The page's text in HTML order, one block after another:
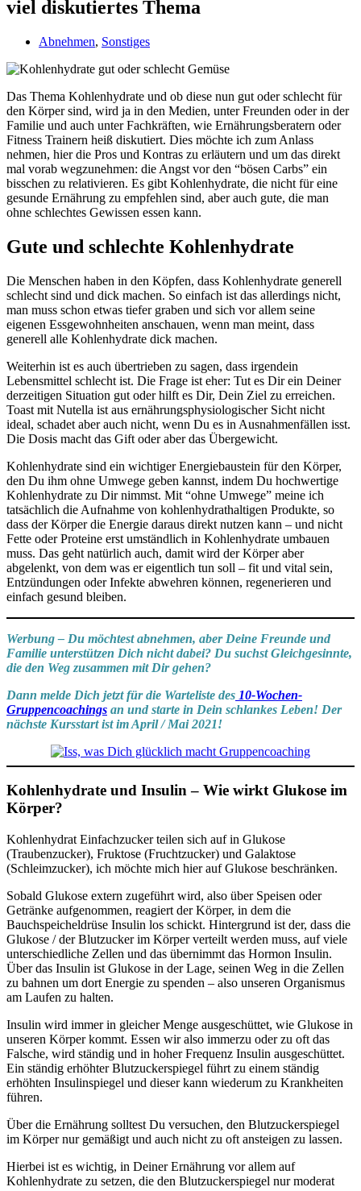
viel diskutiertes Thema
Abnehmen, Sonstiges
Das Thema Kohlenhydrate und ob diese nun gut oder schlecht für
den Körper sind, wird ja in den Medien, unter Freunden oder in der
Familie und auch unter Fachkräften, wie Ernährungsberatern oder
Fitness Trainern heiß diskutiert. Dies möchte ich zum Anlass
nehmen, hier die Pros und Kontras zu erläutern und um das direkt
mal vorab wegzunehmen: die Angst vor den “bösen Carbs” ein
bisschen zu relativieren. Es gibt Kohlenhydrate, die nicht für eine
gesunde Ernährung zu empfehlen sind, aber auch gute, die man
ohne schlechtes Gewissen essen kann.
Gute und schlechte Kohlenhydrate
Die Menschen haben in den Köpfen, dass Kohlenhydrate generell
schlecht sind und dick machen. So einfach ist das allerdings nicht,
man muss schon etwas tiefer graben und sich vor allem seine
eigenen Essgewohnheiten anschauen, wenn man meint, dass
generell alle Kohlenhydrate dick machen.
Weiterhin ist es auch übertrieben zu sagen, dass irgendein
Lebensmittel schlecht ist. Die Frage ist eher: Tut es Dir ein Deiner
derzeitigen Situation gut oder hilft es Dir, Dein Ziel zu erreichen.
Toast mit Nutella ist aus ernährungsphysiologischer Sicht nicht
ideal, schadet aber auch nicht, wenn Du es in Ausnahmenfällen isst.
Die Dosis macht das Gift oder aber das Übergewicht.
Kohlenhydrate sind ein wichtiger Energiebaustein für den Körper,
den Du ihm ohne Umwege geben kannst, indem Du hochwertige
Kohlenhydrate zu Dir nimmst. Mit “ohne Umwege” meine ich
tatsächlich die Aufnahme von kohlenhydrathaltigen Produkte, so
dass der Körper die Energie daraus direkt nutzen kann – und nicht
Fette oder Proteine erst umständlich in Kohlenhydrate umbauen
muss. Das geht natürlich auch, damit wird der Körper aber
abgelenkt, von dem was er eigentlich tun soll – fit und vital sein,
Entzündungen oder Infekte abwehren können, regenerieren und
einfach gesund bleiben.
Werbung – Du möchtest abnehmen, aber Deine Freunde und
Familie unterstützen Dich nicht dabei? Du suchst Gleichgesinnte,
die den Weg zusammen mit Dir gehen?
Dann melde Dich jetzt für die Warteliste des 10-Wochen-
Gruppencoachings an und starte in Dein schlankes Leben! Der
nächste Kursstart ist im April / Mai 2021!
Kohlenhydrate und Insulin – Wie wirkt Glukose im
Körper?
Kohlenhydrat Einfachzucker teilen sich auf in Glukose
(Traubenzucker), Fruktose (Fruchtzucker) und Galaktose
(Schleimzucker), ich möchte mich hier auf Glukose beschränken.
Sobald Glukose extern zugeführt wird, also über Speisen oder
Getränke aufgenommen, reagiert der Körper, in dem die
Bauchspeicheldrüse Insulin los schickt. Hintergrund ist der, dass die
Glukose / der Blutzucker im Körper verteilt werden muss, auf viele
unterschiedliche Zellen und das übernimmt das Hormon Insulin.
Über das Insulin ist Glukose in der Lage, seinen Weg in die Zellen
zu bahnen um dort Energie zu spenden – also unseren Organismus
am Laufen zu halten.
Insulin wird immer in gleicher Menge ausgeschüttet, wie Glukose in
unseren Körper kommt. Essen wir also immerzu oder zu oft das
Falsche, wird ständig und in hoher Frequenz Insulin ausgeschüttet.
Ein ständig erhöhter Blutzuckerspiegel führt zu einem ständig
erhöhten Insulinspiegel und dieser kann wiederum zu Krankheiten
führen.
Über die Ernährung solltest Du versuchen, den Blutzuckerspiegel
im Körper nur gemäßigt und auch nicht zu oft ansteigen zu lassen.
Hierbei ist es wichtig, in Deiner Ernährung vor allem auf
Kohlenhydrate zu setzen, die den Blutzuckerspiegel nur moderat